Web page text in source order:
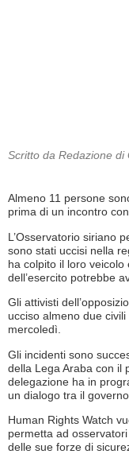
Scritto da Redazione di
Almeno 11 persone
prima di un incontro
L’Osservatorio siriano
sono stati uccisi nella
ha colpito il loro
dell’esercito potrebbe
Gli attivisti
ucciso almeno due
mercoledì.
Gli incidenti sono
della Lega Araba con il
delegazione ha in
un dialogo tra il
Human Rights Watch
permetta ad
delle sue forze di